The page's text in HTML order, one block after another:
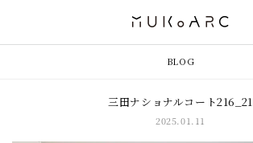
BLOG
三田ナショナルコート216_21
2025.01.11